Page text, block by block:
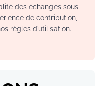
des échanges sous
de contribution,
règles d’utilisation.